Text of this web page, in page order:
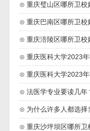
⊙ 重庆璧山区哪所卫校
⊙ 重庆巴南区哪所卫校
⊙ 重庆涪陵区哪所卫校
⊙ 重庆医科大学2023
⊙ 重庆医科大学2023
⊙ 法医学专业要读几年
⊙ 为什么许多人都选择
⊙ 重庆沙坪坝区哪所卫